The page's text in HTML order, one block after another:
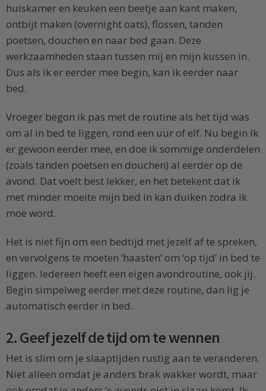
huiskamer en keuken een beetje aan kant maken,
ontbijt maken (overnight oats), flossen, tanden
poetsen, douchen en naar bed gaan. Deze
werkzaamheden staan tussen mij en mijn kussen in.
Dus als ik er eerder mee begin, kan ik eerder naar
bed.
Vroeger begon ik pas met de routine als het tijd was
om al in bed te liggen, rond een uur of elf. Nu begin ik
er gewoon eerder mee, en doe ik sommige onderdelen
(zoals tanden poetsen en douchen) al eerder op de
avond. Dat voelt best lekker, en het betekent dat ik
met minder moeite mijn bed in kan duiken zodra ik
moe word.
Het is niet fijn om een bedtijd met jezelf af te spreken,
en vervolgens te moeten ‘haasten’ om ‘op tijd’ in bed te
liggen. Iedereen heeft een eigen avondroutine, ook jij.
Begin simpelweg eerder met deze routine, dan lig je
automatisch eerder in bed.
2. Geef jezelf de tijd om te wennen
Het is slim om je slaaptijden rustig aan te veranderen.
Niet alleen omdat je anders brak wakker wordt, maar